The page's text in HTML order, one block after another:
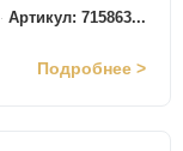
Артикул: 715863...
Подробнее >